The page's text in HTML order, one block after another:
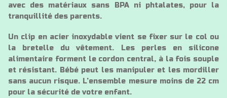
avec des matériaux sans BPA ni phtalates, pour la
tranquillité des parents.
Un clip en acier inoxydable vient se fixer sur le col ou
la bretelle du vêtement. Les perles en silicone
alimentaire forment le cordon central, à la fois souple
et résistant. Bébé peut les manipuler et les mordiller
sans aucun risque. L’ensemble mesure moins de 22 cm
pour la sécurité de votre enfant.